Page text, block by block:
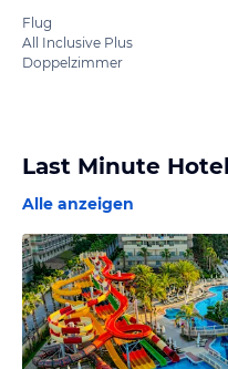
Flug
All Inclusive Plus
Doppelzimmer
Last Minute
Alle anzeigen